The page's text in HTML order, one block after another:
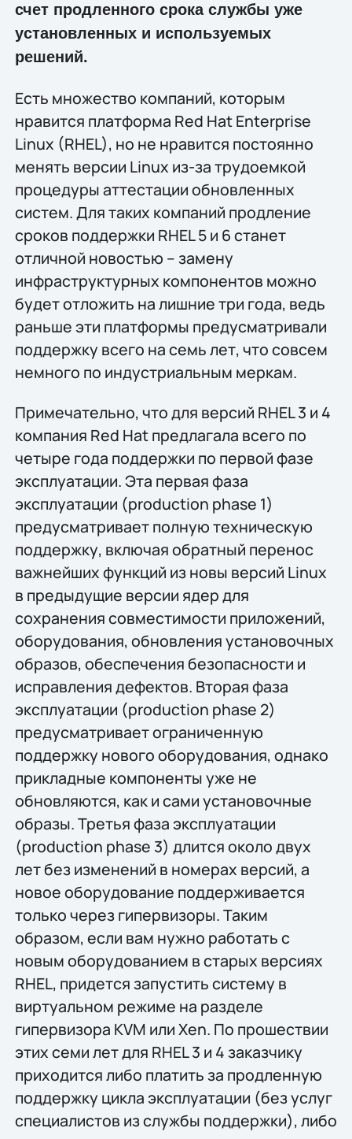
счет продленного срока службы уже
установленных и используемых
решений.
Есть множество компаний, которым
нравится платформа Red Hat Enterprise
Linux (RHEL), но не нравится постоянно
менять версии Linux из-за трудоемкой
процедуры аттестации обновленных
систем. Для таких компаний продление
сроков поддержки RHEL 5 и 6 станет
отличной новостью – замену
инфраструктурных компонентов можно
будет отложить на лишние три года, ведь
раньше эти платформы предусматривали
поддержку всего на семь лет, что совсем
немного по индустриальным меркам.
Примечательно, что для версий RHEL 3 и 4
компания Red Hat предлагала всего по
четыре года поддержки по первой фазе
эксплуатации. Эта первая фаза
эксплуатации (production phase 1)
предусматривает полную техническую
поддержку, включая обратный перенос
важнейших функций из новы версий Linux
в предыдущие версии ядер для
сохранения совместимости приложений,
оборудования, обновления установочных
образов, обеспечения безопасности и
исправления дефектов. Вторая фаза
эксплуатации (production phase 2)
предусматривает ограниченную
поддержку нового оборудования, однако
прикладные компоненты уже не
обновляются, как и сами установочные
образы. Третья фаза эксплуатации
(production phase 3) длится около двух
лет без изменений в номерах версий, а
новое оборудование поддерживается
только через гипервизоры. Таким
образом, если вам нужно работать с
новым оборудованием в старых версиях
RHEL, придется запустить систему в
виртуальном режиме на разделе
гипервизора KVM или Xen. По прошествии
этих семи лет для RHEL 3 и 4 заказчику
приходится либо платить за продленную
поддержку цикла эксплуатации (без услуг
специалистов из службы поддержки), либо